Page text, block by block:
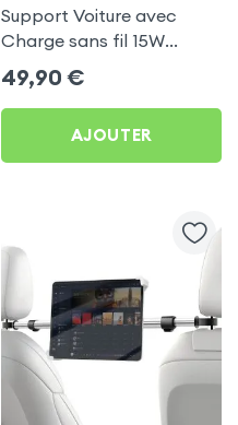
Support Voiture avec
Charge sans fil 15W
Forcell pour Google Pixel
9 Pro
49,90 €
AJOUTER